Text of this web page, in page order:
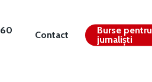
Contact
Burse pentru
jurnaliști